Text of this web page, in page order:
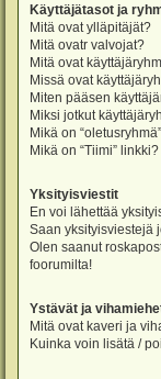
Käyttäjätasot ja
Mitä ovat ylläpitäjät?
Mitä ovatr valvojat?
Mitä ovat
Missä ovat
Miten pääsen
Miksi jotkut
Mikä on
Mikä on “Tiimi” linkki?
Yksityisviestit
En voi lähettää
Saan yksityisviestejä
Olen saanut
foorumilta!
Ystävät ja
Mitä ovat kaveri ja
Kuinka voin lisätä /